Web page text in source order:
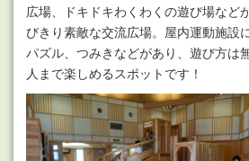
広場、ドキドキわくわくの遊び場など
びきり素敵な交流広場。屋内運動施設
パズル、つみきなどがあり、遊び方は
人まで楽しめるスポットです！